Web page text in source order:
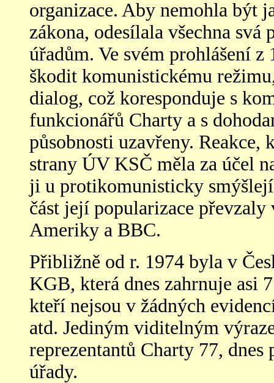
organizace. Aby nemohla být
zákona, odesílala všechna svá
úřadům. Ve svém prohlášení z
škodit komunistickému
dialog, což koresponduje s
funkcionářů Charty a s
působnosti uzavřeny. Reakce,
strany ÚV KSČ měla za účel
ji u protikomunisticky
část její popularizace
Ameriky a BBC.
Přibližně od r. 1974 byla v
KGB, která dnes zahrnuje asi
kteří nejsou v žádných
atd. Jediným viditelným
reprezentantů Charty 77, dnes
úřady.